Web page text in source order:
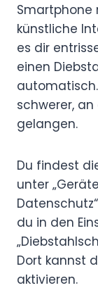
Smartphone
künstliche
es dir
einen
schwerer,
gelangen.
Du findest
unter
du in den
Dort kannst
aktivieren.